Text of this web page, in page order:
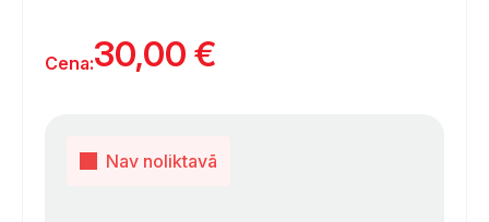
Cena:30,00 €
Nav noliktavā